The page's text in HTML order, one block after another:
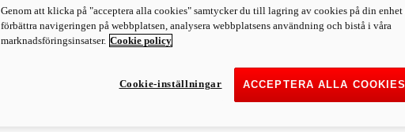
Genom att klicka på "acceptera alla cookies" samtycker du till lagring av cookies på din enhet
förbättra navigeringen på webbplatsen, analysera webbplatsens användning och bistå i våra
marknadsföringsinsatser. Cookie policy
ACCEPTERA ALLA COOKIES
Cookie-inställningar